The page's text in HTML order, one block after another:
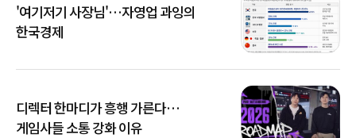
'여기저기 사장님'…자영업 과잉의
한국경제
디렉터 한마디가 흥행 가른다…
게임사들 소통 강화 이유